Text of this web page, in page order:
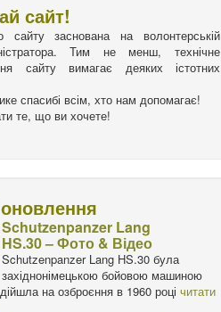
сайт!
сайту заснована на волонтерській
Тим не менш, технічне
сайту вимагає деяких істотних
спасибі всім, хто нам допомагає!
те, що ви хочете!
Schutzenpanzer Lang
HS.30 – Фото & Відео
Schutzenpanzer Lang HS.30 була
західнонімецькою бойовою машиною
на озброєння в 1960 році читати